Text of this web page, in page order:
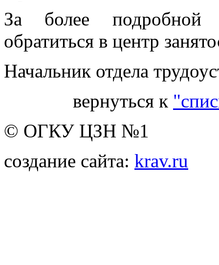
За более подробной
обратиться в центр
Начальник отдела
вернуться к
© ОГКУ ЦЗН №1
создание сайта: krav.ru